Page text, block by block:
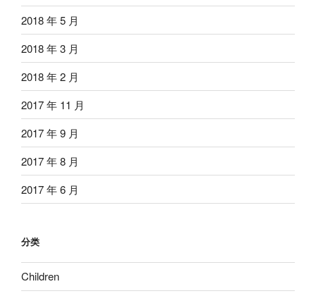
2018 年 5 月
2018 年 3 月
2018 年 2 月
2017 年 11 月
2017 年 9 月
2017 年 8 月
2017 年 6 月
分类
Children